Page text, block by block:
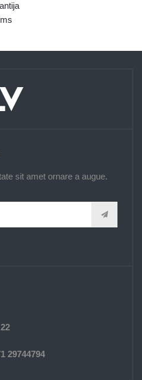
sit amet ornare a augue.
29744794